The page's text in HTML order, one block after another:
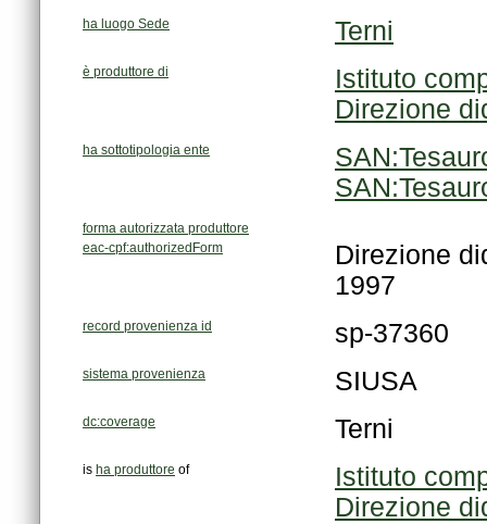
ha luogo Sede Terni
è produttore di
Istituto
Direzione
ha sottotipologia ente
forma autorizzata produttore
eac-cpf:authorizedForm
1997
record provenienza id sp-37360
sistema provenienza SIUSA
dc:coverage Terni
is ha produttore of
Istituto
Direzione